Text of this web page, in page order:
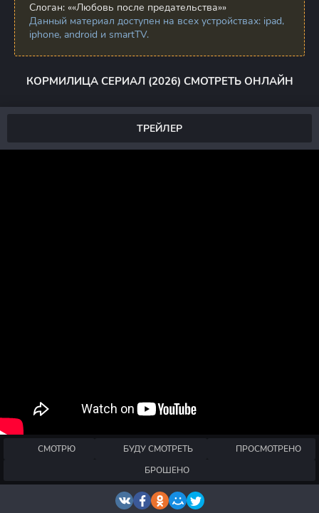
Слоган: ««Любовь после предательства»»
Данный материал доступен на всех устройствах: ipad,
iphone, android и smartTV.
КОРМИЛИЦА СЕРИАЛ (2026) СМОТРЕТЬ ОНЛАЙН
ТРЕЙЛЕР
СМОТРЮ БУДУ СМОТРЕТЬ
ПРОСМОТРЕНО
БРОШЕНО